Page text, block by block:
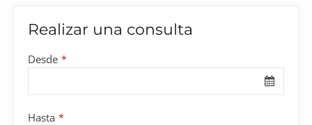
Realizar una consulta
Desde *
Hasta *